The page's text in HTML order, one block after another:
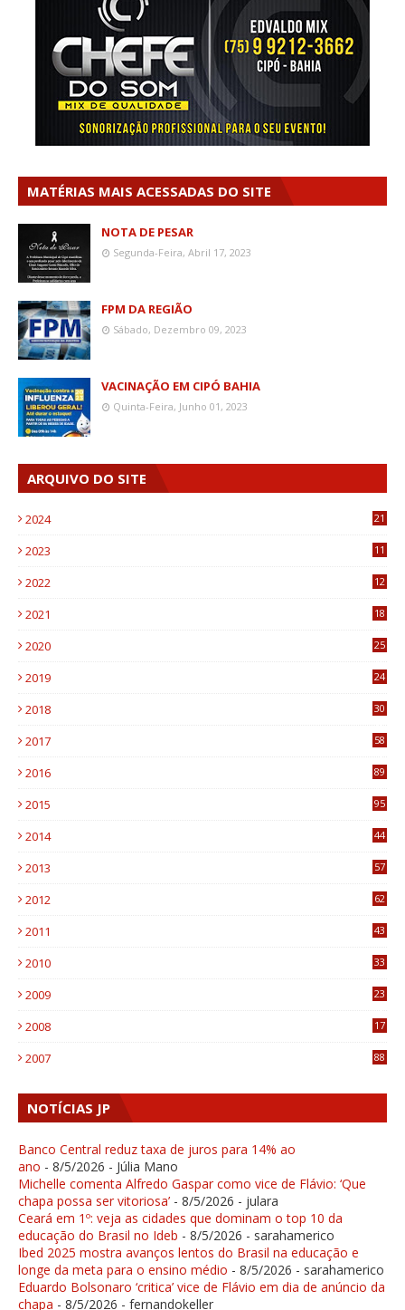
MATÉRIAS MAIS ACESSADAS DO SITE
NOTA DE PESAR
Segunda-Feira, Abril 17, 2023
FPM DA REGIÃO
Sábado, Dezembro 09, 2023
VACINAÇÃO EM CIPÓ BAHIA
Quinta-Feira, Junho 01, 2023
ARQUIVO DO SITE
2024 21
2023
11
2022
12
2021
18
2020
25
2019
24
2018
30
2017
58
2016
89
2015
95
2014
44
2013
57
2012
62
2011
43
2010
33
2009
23
2008
17
2007 88
NOTÍCIAS JP
Banco Central reduz taxa de juros para 14% ao
ano - 8/5/2026 - Júlia Mano
Michelle comenta Alfredo Gaspar como vice de Flávio: ‘Que
chapa possa ser vitoriosa’ - 8/5/2026 - julara
Ceará em 1º: veja as cidades que dominam o top 10 da
educação do Brasil no Ideb - 8/5/2026 - sarahamerico
Ibed 2025 mostra avanços lentos do Brasil na educação e
longe da meta para o ensino médio - 8/5/2026 - sarahamerico
Eduardo Bolsonaro ‘critica’ vice de Flávio em dia de anúncio da
chapa - 8/5/2026 - fernandokeller